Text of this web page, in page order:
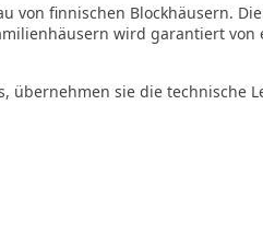
von finnischen Blockhäusern.
wird garantiert von
übernehmen sie die technische